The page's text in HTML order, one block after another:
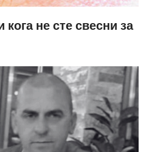
не сте свесни за